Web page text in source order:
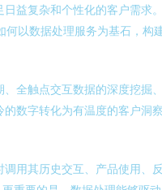
复杂和个性化的客户需求
以数据处理服务为基石，
全触点交互数据的深度挖掘
数字转化为有温度的客户洞
用其历史交互、产品使用、